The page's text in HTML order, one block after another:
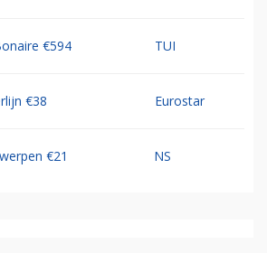
€594 TUI
€38 Eurostar
€21 NS